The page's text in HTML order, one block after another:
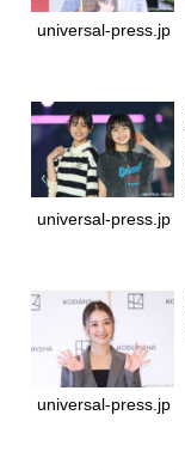
universal-press.jp
universal-press.jp
universal-press.jp